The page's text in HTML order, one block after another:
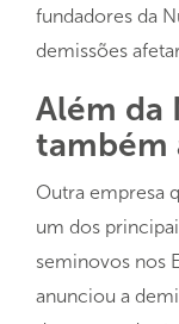
fundadores da
demissões
Além da
também
Outra empresa
um dos
seminovos nos
anunciou a